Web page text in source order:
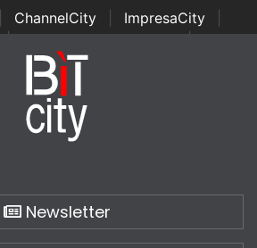
ChannelCity ImpresaCity
| Italian Channel Awards | Italian
Italian Security Awards
Newsletter